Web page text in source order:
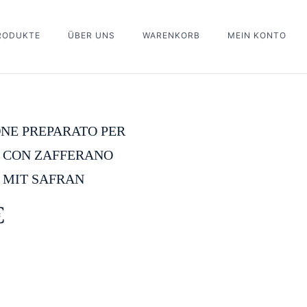
ÜBER UNS WARENKORB MEIN KONTO
PREPARATO PER
ZAFFERANO
MIT SAFRAN